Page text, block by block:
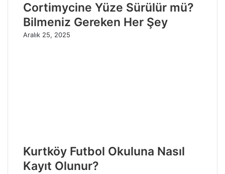
Cortimycine Yüze Sürülür mü?
Bilmeniz Gereken Her Şey
Aralık 25, 2025
Kurtköy Futbol Okuluna Nasıl
Kayıt Olunur?